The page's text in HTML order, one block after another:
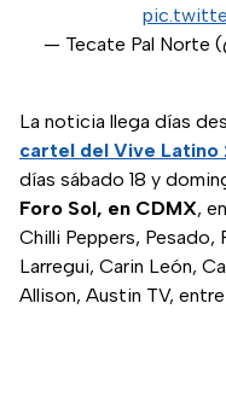
— Tecate Pal Norte
La noticia llega días
cartel del Vive Latino
días sábado 18 y
Foro Sol, en CDMX,
Chilli Peppers, Pesado,
Larregui, Carin León,
Allison, Austin TV,